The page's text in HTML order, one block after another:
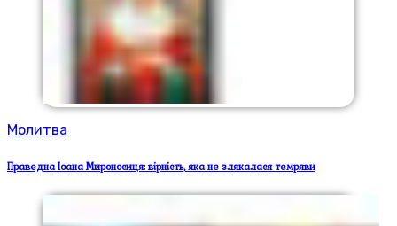
Молитва
Праведна Іоана Мироносиця: вірність, яка не злякалася темряви